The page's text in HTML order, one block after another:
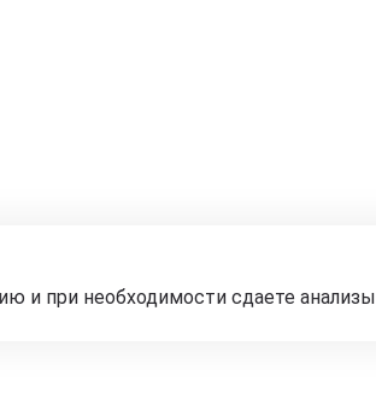
и при необходимости сдаете анализы